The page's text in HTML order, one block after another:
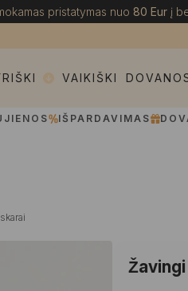
pristatymas nuo 80 Eur į
VAIKIŠKI
IŠPARDAVIMAS